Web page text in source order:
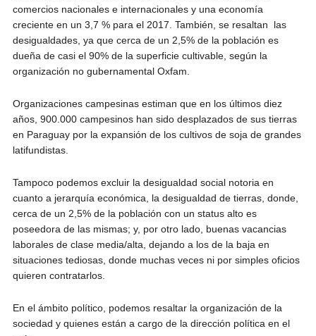
comercios nacionales e internacionales y una economía
creciente en un 3,7 % para el 2017. También, se resaltan las
desigualdades, ya que cerca de un 2,5% de la población es
dueña de casi el 90% de la superficie cultivable, según la
organización no gubernamental Oxfam.
Organizaciones campesinas estiman que en los últimos diez
años, 900.000 campesinos han sido desplazados de sus tierras
en Paraguay por la expansión de los cultivos de soja de grandes
latifundistas.
Tampoco podemos excluir la desigualdad social notoria en
cuanto a jerarquía económica, la desigualdad de tierras, donde,
cerca de un 2,5% de la población con un status alto es
poseedora de las mismas; y, por otro lado, buenas vacancias
laborales de clase media/alta, dejando a los de la baja en
situaciones tediosas, donde muchas veces ni por simples oficios
quieren contratarlos.
En el ámbito político, podemos resaltar la organización de la
sociedad y quienes están a cargo de la dirección política en el